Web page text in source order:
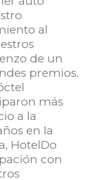
al
de un
premios.
más
a la
en la
HotelDo
con